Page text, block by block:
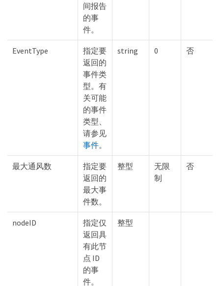
间报告
的事
件。
EventType
指定要
返回的
事件类
型。有
关可能
的事件
类型、
请参见
事件。
string 0 否
最大通风数
指定要
返回的
最大事
件数。
整型
无限
制
否
nodeID
指定仅
返回具
有此节
点 ID
的事
件。
整型